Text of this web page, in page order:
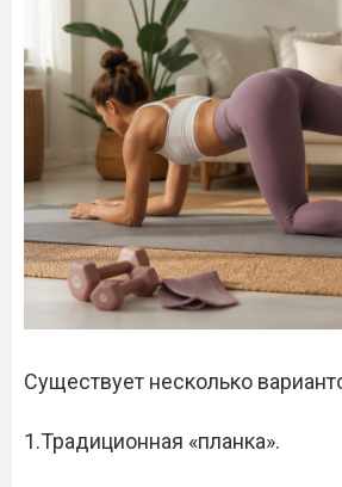
Существует несколько
1.Традиционная «планка».